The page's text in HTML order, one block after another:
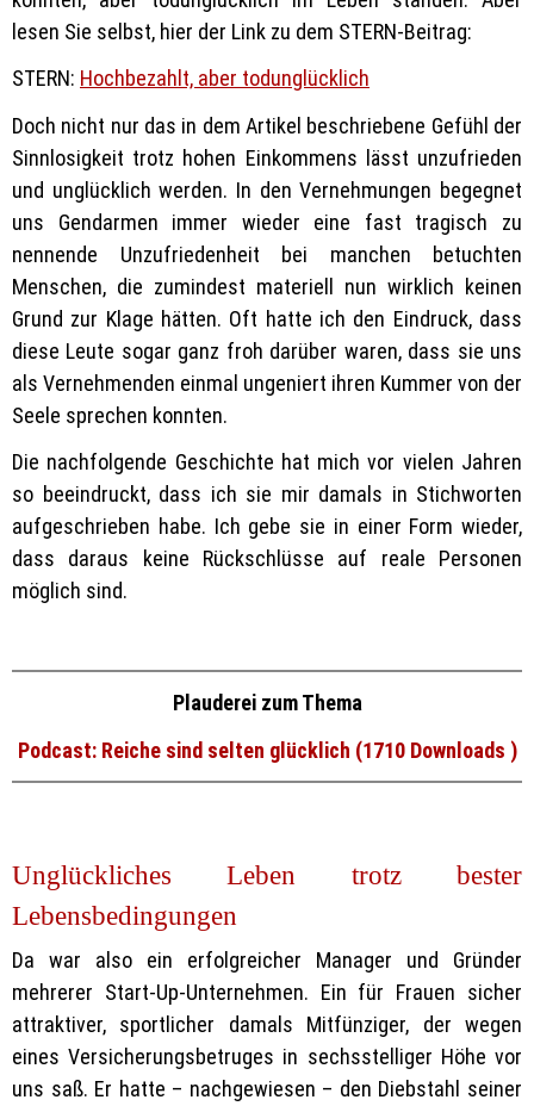
lesen Sie selbst, hier der Link zu dem STERN-Beitrag:
STERN: Hochbezahlt, aber todunglücklich
Doch nicht nur das in dem Artikel beschriebene Gefühl der
Sinnlosigkeit trotz hohen Einkommens lässt unzufrieden
und unglücklich werden. In den Vernehmungen begegnet
uns Gendarmen immer wieder eine fast tragisch zu
nennende Unzufriedenheit bei manchen betuchten
Menschen, die zumindest materiell nun wirklich keinen
Grund zur Klage hätten. Oft hatte ich den Eindruck, dass
diese Leute sogar ganz froh darüber waren, dass sie uns
als Vernehmenden einmal ungeniert ihren Kummer von der
Seele sprechen konnten.
Die nachfolgende Geschichte hat mich vor vielen Jahren
so beeindruckt, dass ich sie mir damals in Stichworten
aufgeschrieben habe. Ich gebe sie in einer Form wieder,
dass daraus keine Rückschlüsse auf reale Personen
möglich sind.
Plauderei zum Thema
Podcast: Reiche sind selten glücklich (1710 Downloads )
Unglückliches Leben trotz bester
Lebensbedingungen
Da war also ein erfolgreicher Manager und Gründer
mehrerer Start-Up-Unternehmen. Ein für Frauen sicher
attraktiver, sportlicher damals Mitfünziger, der wegen
eines Versicherungsbetruges in sechsstelliger Höhe vor
uns saß. Er hatte – nachgewiesen – den Diebstahl seiner